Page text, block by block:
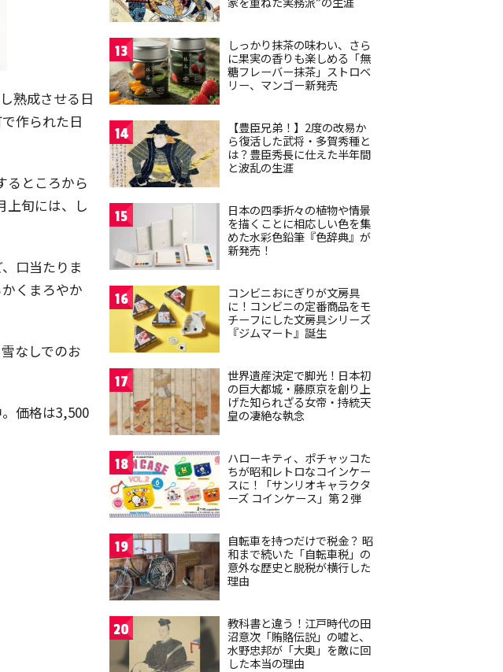
熟成させる日
作られた日
るところから
上旬には、し
口当たりま
くまろやか
なしでのお
価格は3,500
13
しっかり抹茶の味わい、さら
に果実の香りも楽しめる「無
糖フレーバー抹茶」ストロベ
リー、マンゴー新発売
14
【豊臣兄弟！】2度の改易か
ら復活した武将・多賀秀種と
は？豊臣秀長に仕えた半年間
と波乱の生涯
15
日本の四季折々の植物や情景
を描くことに相応しい色を集
めた水彩色鉛筆『色辞典』が
新発売！
16
コンビニおにぎりが文房具
に！コンビニの定番商品をモ
チーフにした文房具シリーズ
『ジムマート』誕生
17
世界遺産決定で脚光！日本初
の巨大都城・藤原京を創り上
げた知られざる女帝・持統天
皇の凄絶な執念
18
ハローキティ、ポチャッコた
ちが昭和レトロなコインケー
スに！「サンリオキャラクタ
ーズ コインケース」第２弾
19
自転車を持つだけで税金？ 昭
和まで続いた「自転車税」の
意外な歴史と脱税が横行した
理由
20
教科書と違う！江戸時代の田
沼意次「賄賂伝説」の嘘と、
水野忠邦が「大奥」を敵に回
した本当の理由